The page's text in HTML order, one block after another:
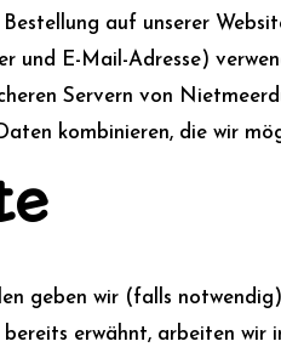
Bestellung auf unserer
und E-Mail-Adresse)
Servern von
kombinieren, die wir
geben wir (falls
bereits erwähnt, arbeiten wir